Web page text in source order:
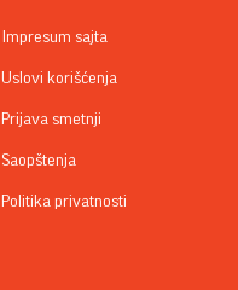
Impresum sajta
Uslovi korišćenja
Prijava smetnji
Saopštenja
Politika privatnosti